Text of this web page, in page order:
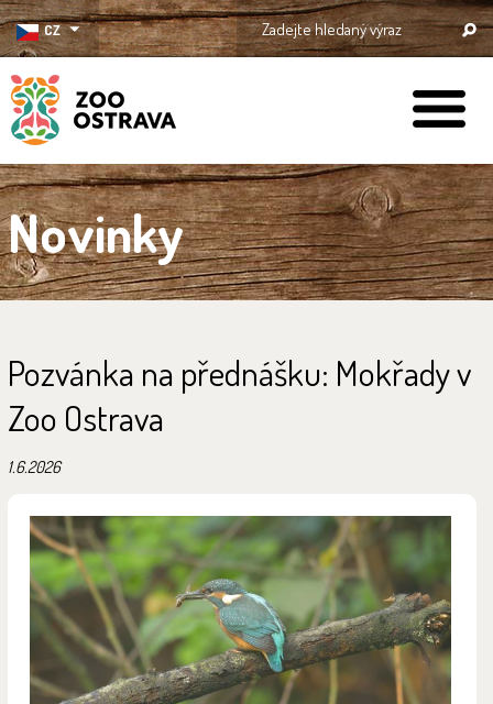
CZ
ZOO Ostrava
Novinky
Pozvánka na přednášku: Mokřady v
Zoo Ostrava
1.6.2026